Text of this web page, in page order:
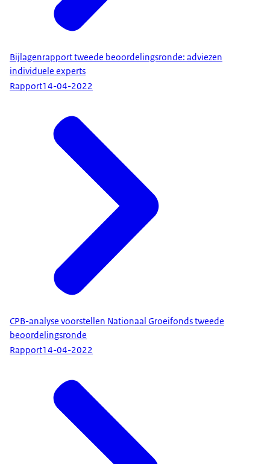
Bijlagenrapport tweede beoordelingsronde: adviezen
individuele experts
Rapport14-04-2022
CPB-analyse voorstellen Nationaal Groeifonds tweede
beoordelingsronde
Rapport14-04-2022